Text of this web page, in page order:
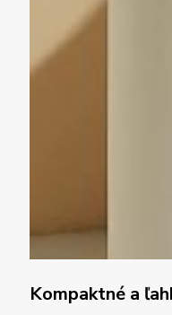
Kompaktné a